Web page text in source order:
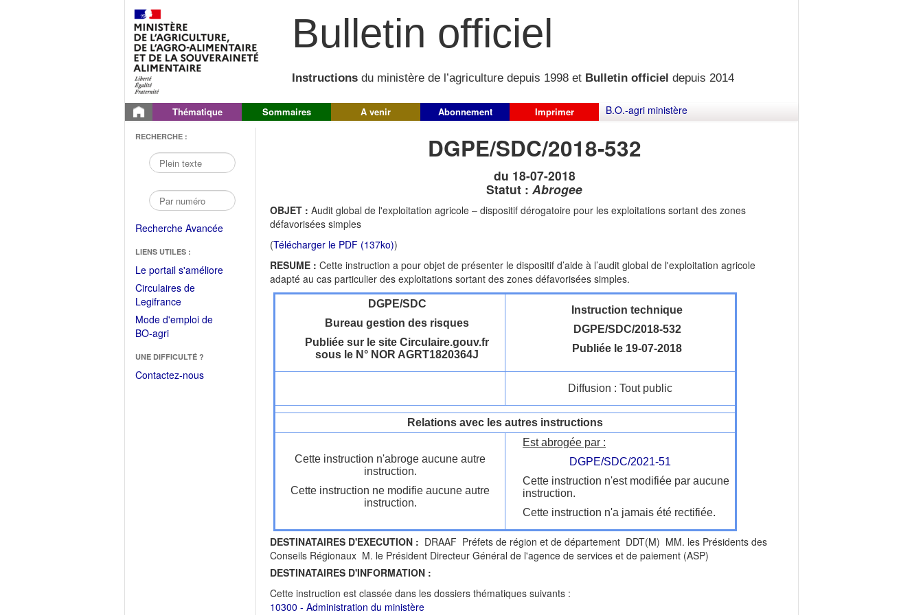
Bulletin officiel
Instructions du ministère de l’agriculture depuis 1998 et Bulletin officiel depuis 2014
Thématique Sommaires A venir Abonnement Imprimer B.O.-agri ministère
RECHERCHE :
Recherche Avancée
LIENS UTILES :
Le portail s'améliore(Fichier
Circulaires de
Legifrance(Ouvrir
dans
une
fenêtre)
Mode d'emploi de
BO-agri(Ouvrir
une
nouvelle
UNE DIFFICULTÉ ?
Contactez-nous
DGPE/SDC/2018-532
du 18-07-2018
Statut : Abrogee
OBJET : Audit global de l'exploitation agricole – dispositif dérogatoire pour les exploitations sortant des zones
défavorisées simples
(Télécharger le PDF (137ko))
RESUME : Cette instruction a pour objet de présenter le dispositif d’aide à l’audit global de l'exploitation agricole
adapté au cas particulier des exploitations sortant des zones défavorisées simples.
DGPE/SDC
Bureau gestion des risques
Publiée sur le site Circulaire.gouv.fr
sous le N° NOR AGRT1820364J
Instruction technique
DGPE/SDC/2018-532
Publiée le 19-07-2018
Diffusion : Tout public
Relations avec les autres instructions
Cette instruction n'abroge aucune autre
instruction.
Cette instruction ne modifie aucune autre
instruction.
Est abrogée par :
DGPE/SDC/2021-51
Cette instruction n'est modifiée par aucune
instruction.
Cette instruction n'a jamais été rectifiée.
DESTINATAIRES D'EXECUTION : DRAAF Préfets de région et de département DDT(M) MM. les Présidents des
Conseils Régionaux M. le Président Directeur Général de l'agence de services et de paiement (ASP)
DESTINATAIRES D'INFORMATION :
Cette instruction est classée dans les dossiers thématiques suivants :
10300 - Administration du ministère